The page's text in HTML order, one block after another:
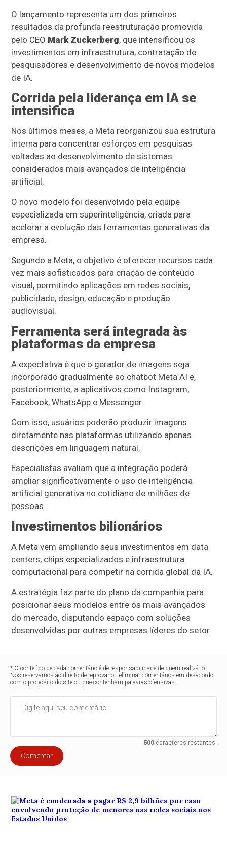
O lançamento representa um dos primeiros
resultados da profunda reestruturação promovida
pelo CEO Mark Zuckerberg, que intensificou os
investimentos em infraestrutura, contratação de
pesquisadores e desenvolvimento de novos modelos
de IA.
Corrida pela liderança em IA se
intensifica
Nos últimos meses, a Meta reorganizou sua estrutura
interna para concentrar esforços em pesquisas
voltadas ao desenvolvimento de sistemas
considerados mais avançados de inteligência
artificial.
O novo modelo foi desenvolvido pela equipe
especializada em superinteligência, criada para
acelerar a evolução das ferramentas generativas da
empresa.
Segundo a Meta, o objetivo é oferecer recursos cada
vez mais sofisticados para criação de conteúdo
visual, permitindo aplicações em redes sociais,
publicidade, design, educação e produção
audiovisual.
Ferramenta será integrada às
plataformas da empresa
A expectativa é que o gerador de imagens seja
incorporado gradualmente ao chatbot Meta AI e,
posteriormente, a aplicativos como Instagram,
Facebook, WhatsApp e Messenger.
Com isso, usuários poderão produzir imagens
diretamente nas plataformas utilizando apenas
descrições em linguagem natural.
Especialistas avaliam que a integração poderá
ampliar significativamente o uso de inteligência
artificial generativa no cotidiano de milhões de
pessoas.
Investimentos bilionários
A Meta vem ampliando seus investimentos em data
centers, chips especializados e infraestrutura
computacional para competir na corrida global da IA.
A estratégia faz parte do plano da companhia para
posicionar seus modelos entre os mais avançados
do mercado, disputando espaço com soluções
desenvolvidas por outras empresas líderes do setor.
* O conteúdo de cada comentário é de responsabilidade de quem realizá-lo.
Nos reservamos ao direito de reprovar ou eliminar comentários em desacordo
com o propósito do site ou que contenham palavras ofensivas.
500caracteres restantes.
Comentar